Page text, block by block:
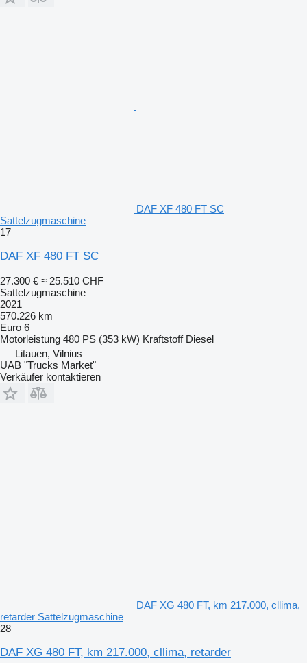
DAF XF 480 FT SC
Sattelzugmaschine
17
DAF XF 480 FT SC
27.300 € ≈ 25.510 CHF
Sattelzugmaschine
2021
570.226 km
Euro 6
Motorleistung 480 PS (353 kW) Kraftstoff Diesel
Litauen, Vilnius
UAB "Trucks Market"
Verkäufer kontaktieren
DAF XG 480 FT, km 217.000, cllima,
retarder Sattelzugmaschine
28
DAF XG 480 FT, km 217.000, cllima, retarder